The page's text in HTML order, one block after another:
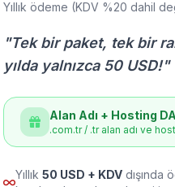
Yıllık ödeme (KDV %20 dahil
"Tek bir paket, tek bir
yılda yalnızca 50 USD!"
Alan Adı + Hosting
.com.tr / .tr alan adı ve
Yıllık 50 USD + KDV